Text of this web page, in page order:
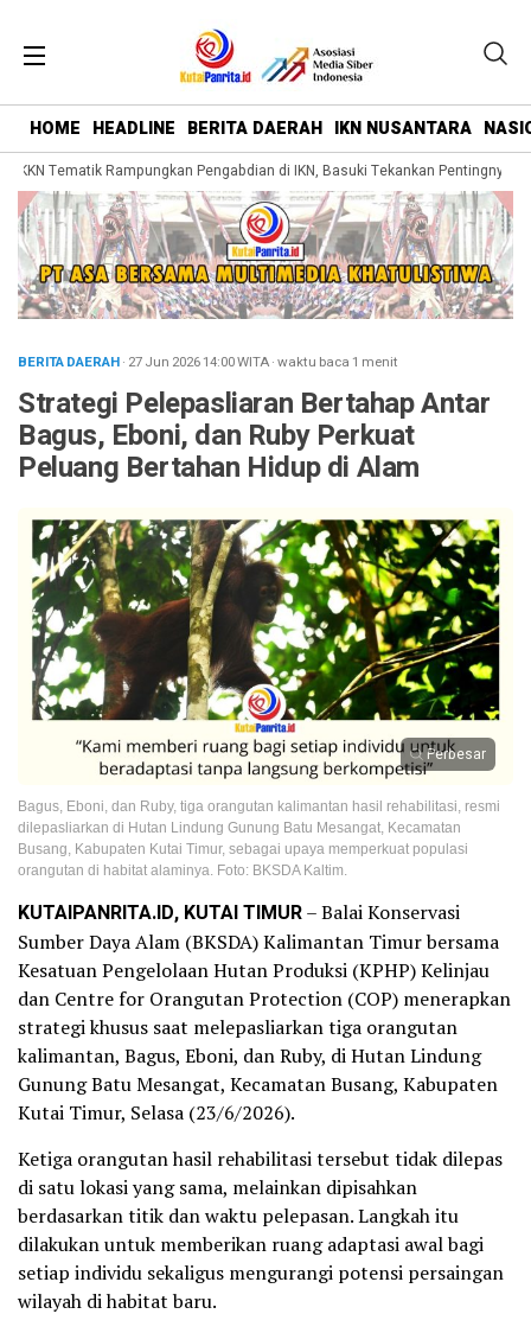
HOME HEADLINE BERITA DAERAH IKN NUSANTARA
Tematik Rampungkan Pengabdian di IKN, Basuki Tekankan Pentingnya
BERITA DAERAH· 27 Jun 202614:00WITA·waktu baca 1 menit
Strategi Pelepasliaran Bertahap Antar
Bagus, Eboni, dan Ruby Perkuat
Peluang Bertahan Hidup di Alam
Perbesar
Bagus, Eboni, dan Ruby, tiga orangutan kalimantan hasil rehabilitasi, resmi
dilepasliarkan di Hutan Lindung Gunung Batu Mesangat, Kecamatan
Busang, Kabupaten Kutai Timur, sebagai upaya memperkuat populasi
orangutan di habitat alaminya. Foto: BKSDA Kaltim.
KUTAIPANRITA.ID, KUTAI TIMUR– Balai Konservasi
Sumber Daya Alam (BKSDA) Kalimantan Timur bersama
Kesatuan Pengelolaan Hutan Produksi (KPHP) Kelinjau
dan Centre for Orangutan Protection (COP) menerapkan
strategi khusus saat melepasliarkan tiga orangutan
kalimantan, Bagus, Eboni, dan Ruby, di Hutan Lindung
Gunung Batu Mesangat, Kecamatan Busang, Kabupaten
Kutai Timur, Selasa (23/6/2026).
Ketiga orangutan hasil rehabilitasi tersebut tidak dilepas
di satu lokasi yang sama, melainkan dipisahkan
berdasarkan titik dan waktu pelepasan. Langkah itu
dilakukan untuk memberikan ruang adaptasi awal bagi
setiap individu sekaligus mengurangi potensi persaingan
wilayah di habitat baru.